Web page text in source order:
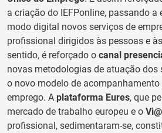
a criação do IEFPonline, passando a
modo digital novos serviços de
profissional dirigidos às pessoas e
sentido, é reforçado o canal
novas metodologias de atuação dos
o novo modelo de
emprego. A plataforma Eures, que
mercado de trabalho europeu e o
profissional, sedimentaram-se,